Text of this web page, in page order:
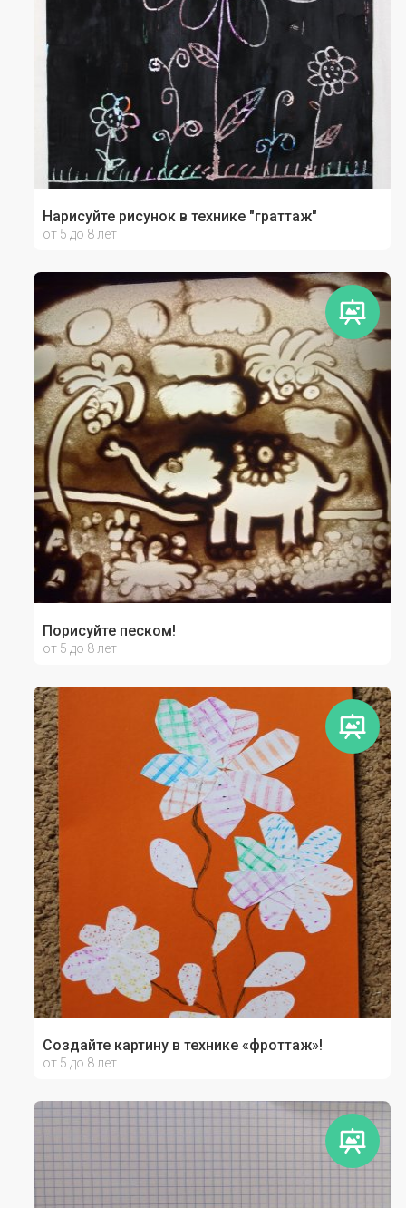
Нарисуйте рисунок в технике "граттаж"
от 5 до 8 лет
Порисуйте песком!
от 5 до 8 лет
Создайте картину в технике «фроттаж»!
от 5 до 8 лет